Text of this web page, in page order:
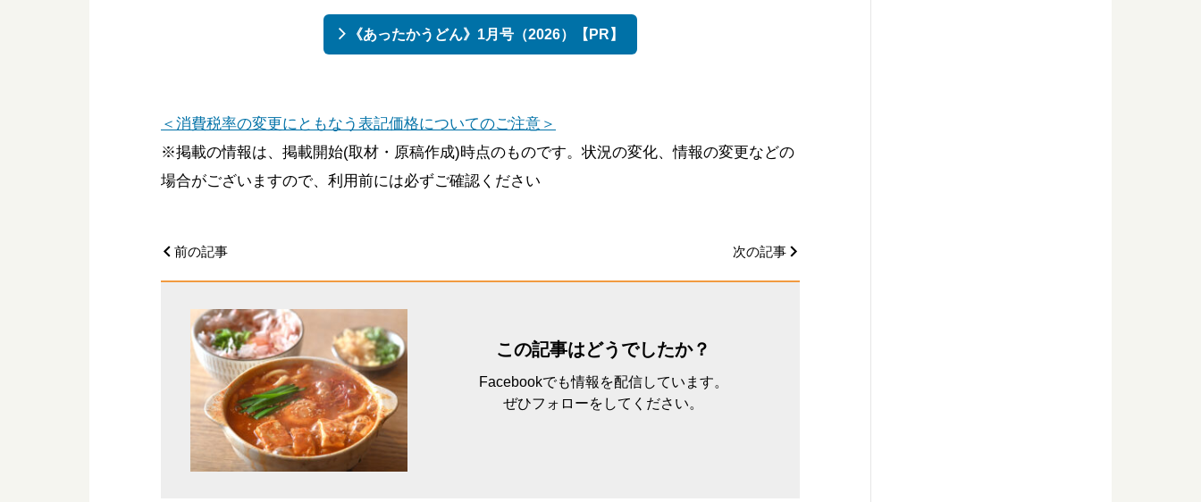
《あったかうどん》1月号（2026）【PR】
＜消費税率の変更にともなう表記価格についてのご注意＞
※掲載の情報は、掲載開始(取材・原稿作成)時点のものです。状況の変化、情報の変更などの
場合がございますので、利用前には必ずご確認ください
前の記事 次の記事
この記事はどうでしたか？
Facebookでも情報を配信しています。
ぜひフォローをしてください。